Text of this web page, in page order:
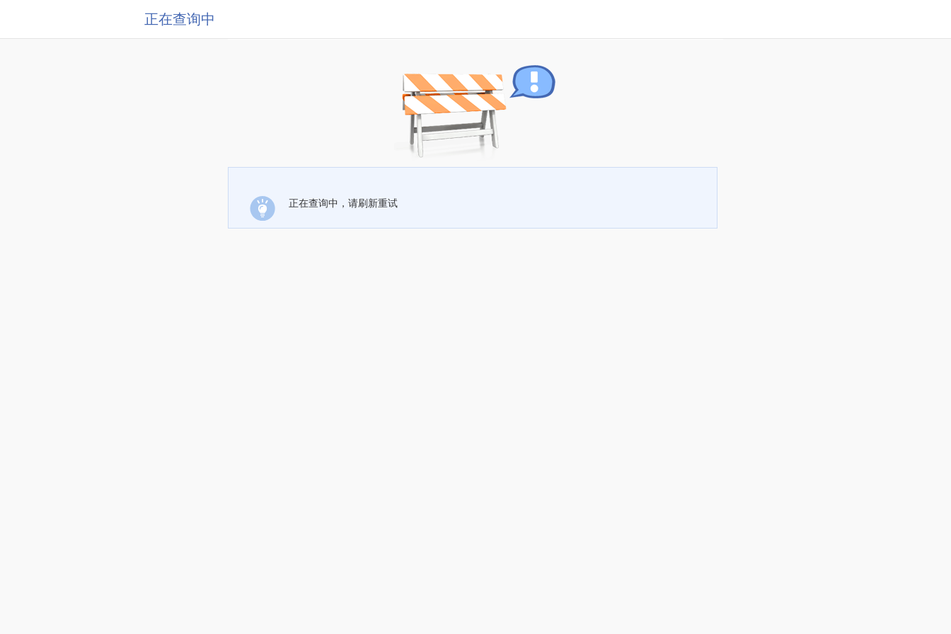
正在查询中
正在查询中，请刷新重试